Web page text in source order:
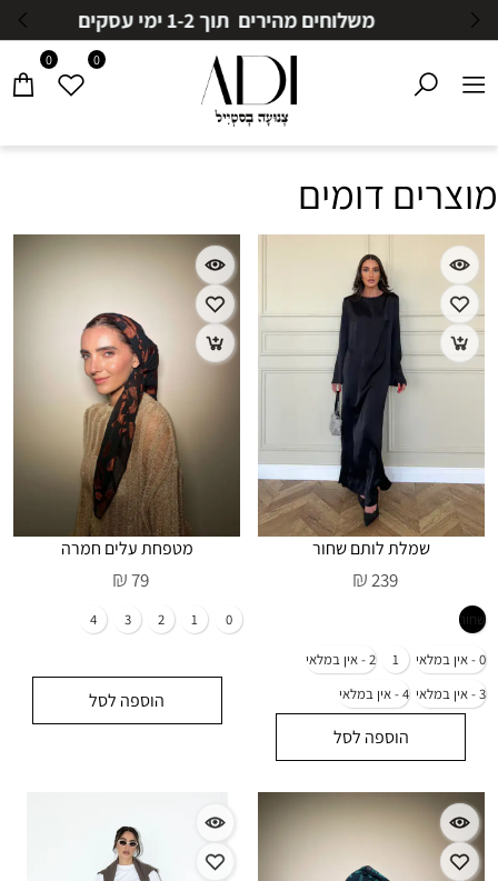
משלוחים מהירים תוך 1-2 ימי עסקים
0 0
מוצרים דומים
שמלת לותם שחור
₪239
2 - אין במלאי
הוספה לסל
מטפחת עלים חמרה
₪79
הוספה לסל